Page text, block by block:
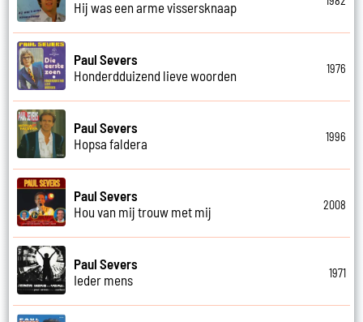
Hij was een arme vissersknaap
Paul Severs
Honderdduizend lieve woorden
1976
Paul Severs
Hopsa faldera
1996
Paul Severs
Hou van mij trouw met mij
2008
Paul Severs
Ieder mens
1971